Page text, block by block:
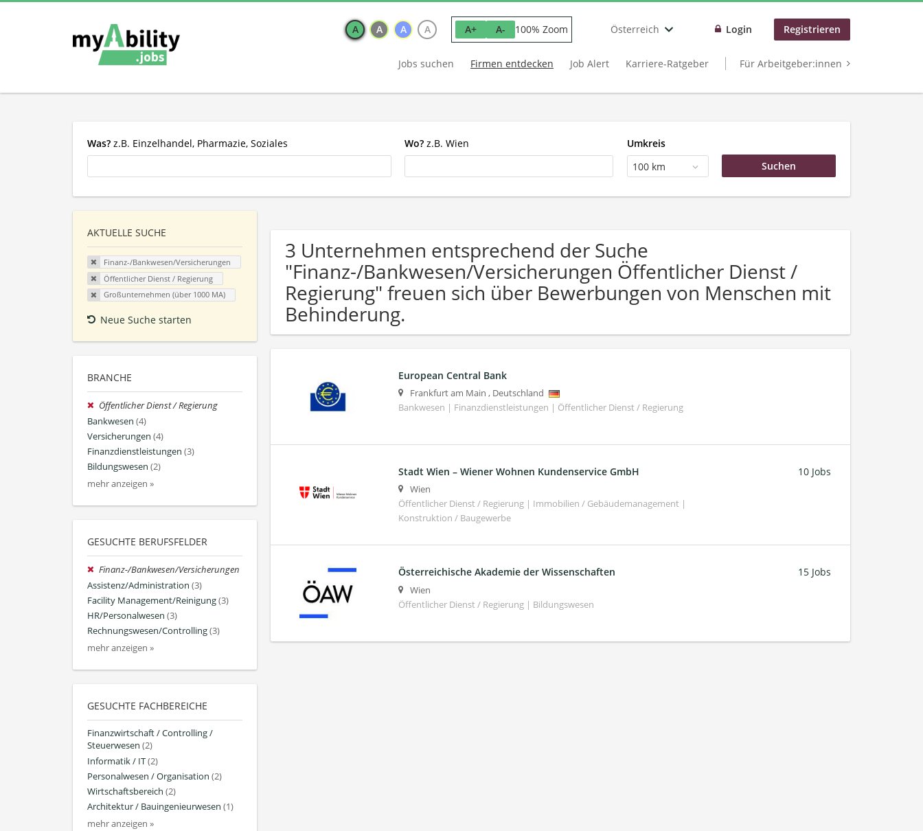
A A A A A+ A- 100% Zoom Österreich Login Registrieren
Jobs suchen Firmen entdecken Job Alert Karriere-Ratgeber Für Arbeitgeber:innen
Was? z.B. Einzelhandel, Pharmazie, Soziales Wo? z.B. Wien
Umkreis
100 km
AKTUELLE SUCHE
Finanz-/Bankwesen/Versicherungen
Öffentlicher Dienst / Regierung
Großunternehmen (über 1000 MA)
Neue Suche starten
BRANCHE
Öffentlicher Dienst / Regierung
Bankwesen (4)
Versicherungen (4)
Finanzdienstleistungen (3)
Bildungswesen (2)
mehr anzeigen »
GESUCHTE BERUFSFELDER
Finanz-/Bankwesen/Versicherungen
Assistenz/Administration (3)
Facility Management/Reinigung(3)
HR/Personalwesen (3)
Rechnungswesen/Controlling(3)
mehr anzeigen »
GESUCHTE FACHBEREICHE
Finanzwirtschaft / Controlling /
Steuerwesen (2)
Informatik / IT(2)
Personalwesen / Organisation (2)
Wirtschaftsbereich (2)
Architektur / Bauingenieurwesen (1)
mehr anzeigen »
3 Unternehmen entsprechend der Suche
"Finanz-/Bankwesen/Versicherungen Öffentlicher Dienst /
Regierung" freuen sich über Bewerbungen von Menschen mit
Behinderung.
European Central Bank
Frankfurt am Main , Deutschland
Bankwesen | Finanzdienstleistungen | Öffentlicher Dienst / Regierung
Stadt Wien – Wiener Wohnen Kundenservice GmbH
Wien
Öffentlicher Dienst / Regierung | Immobilien / Gebäudemanagement |
Konstruktion / Baugewerbe
10 Jobs
Österreichische Akademie der Wissenschaften
Wien
Öffentlicher Dienst / Regierung | Bildungswesen
15 Jobs